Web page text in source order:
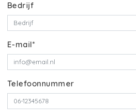
Bedrijf
E-mail*
Telefoonnummer